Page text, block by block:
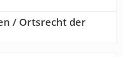
/ Ortsrecht der